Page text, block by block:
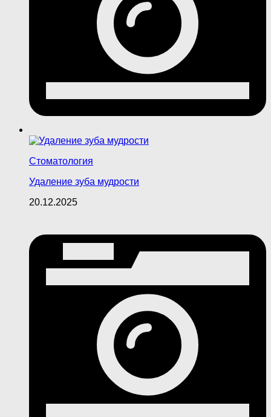
Стоматология
Удаление зуба мудрости
20.12.2025